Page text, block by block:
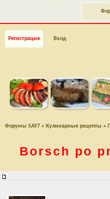
Регистрация Вход
Форумы SAY7 » Кулинарные рецепты »
Borsch po